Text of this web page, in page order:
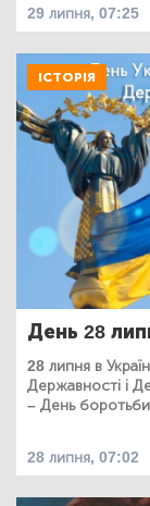
29 липня, 07:25
ІСТОРІЯ
День 28
28 липня в
Державності і
– День
28 липня, 07:02